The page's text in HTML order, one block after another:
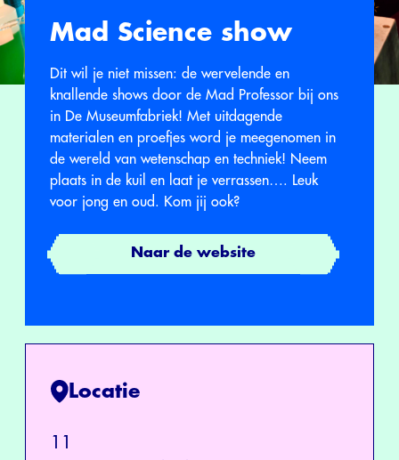
Mad Science show
Dit wil je niet missen: de wervelende en
knallende shows door de Mad Professor bij ons
in De Museumfabriek! Met uitdagende
materialen en proefjes word je meegenomen in
de wereld van wetenschap en techniek! Neem
plaats in de kuil en laat je verrassen…. Leuk
voor jong en oud. Kom jij ook?
Naar de website
Locatie
11